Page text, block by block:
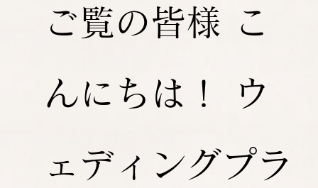
ご覧の皆様 こ
んにちは！ ウ
ェディングプラ